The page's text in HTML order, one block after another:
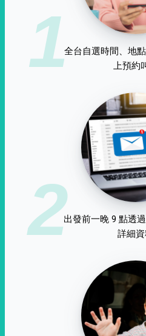
1全台自選時間、地
上預約
2出發前一晚 9 點透
詳細